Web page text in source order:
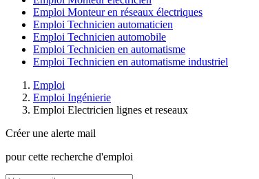
Emploi Monteur en réseaux électriques
Emploi Technicien automaticien
Emploi Technicien automobile
Emploi Technicien en automatisme
Emploi Technicien en automatisme industriel
Emploi
Emploi Ingénierie
Emploi Electricien lignes et reseaux
Créer une alerte mail
pour cette recherche d'emploi